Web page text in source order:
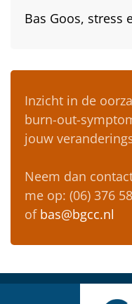
Bas Goos, stress
Inzicht in de
burn-out-
jouw
Neem dan
me op: (06) 376
of bas@bgcc.nl